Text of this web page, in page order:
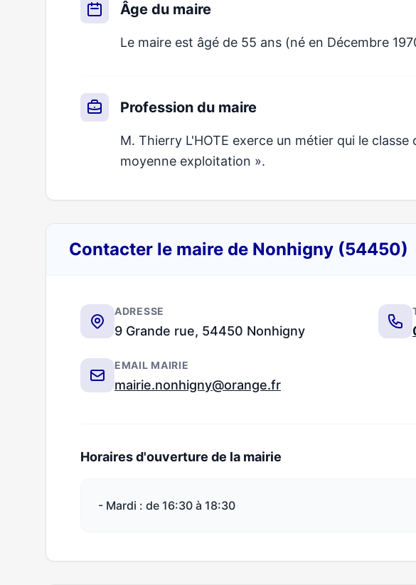
Âge du maire
Le maire est âgé de 55 ans (né en Décembre
Profession du maire
M. Thierry L'HOTE exerce un métier qui le
moyenne exploitation ».
Contacter le maire de Nonhigny (54450)
ADRESSE
9 Grande rue, 54450 Nonhigny
EMAIL MAIRIE
mairie.nonhigny@orange.fr
Horaires d'ouverture de la mairie
- Mardi : de 16:30 à 18:30